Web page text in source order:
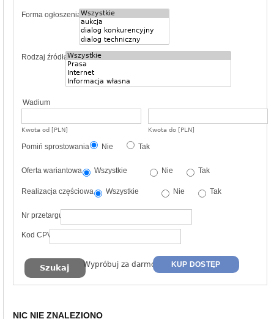
Forma ogłoszenia
Rodzaj źródła
Wadium
Kwota od [PLN] Kwota do [PLN]
Pomiń sprostowania Nie Tak
Oferta wariantowa Wszystkie Nie Tak
Realizacja częściowa Wszystkie Nie Tak
Nr przetargu
Kod CPV
Wypróbuj za darmo KUP DOSTĘP
NIC NIE ZNALEZIONO